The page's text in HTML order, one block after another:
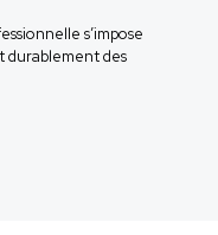
s’impose
durablement des